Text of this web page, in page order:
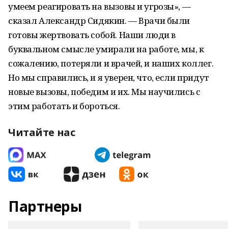
умеем реагировать на вызовы и угрозы», —
сказал Александр Сидякин. — Врачи были
готовы жертвовать собой. Наши люди в
буквальном смысле умирали на работе, мы, к
сожалению, потеряли и врачей, и наших коллег.
Но мы справились, и я уверен, что, если придут
новые вызовы, победим и их. Мы научились с
этим работать и бороться.
Читайте нас
Партнеры